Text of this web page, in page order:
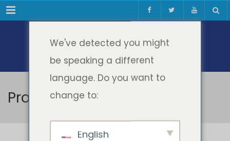
Meniul
Profesori & Invitați
We've detected you might
be speaking a different
language. Do you want to
change to:
English